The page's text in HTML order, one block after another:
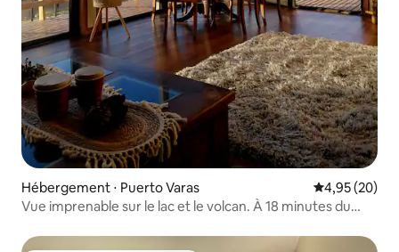
Hébergement ⋅ Puerto Varas Évaluation
4,95 (20)
Vue imprenable sur le lac et le volcan. À 18 minutes du